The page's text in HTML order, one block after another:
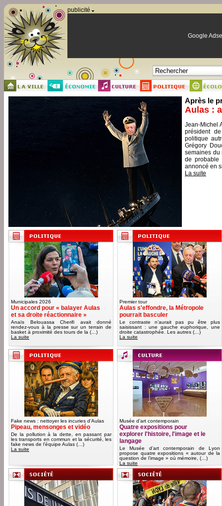
publicité
Google
Après le
Aulas :
Jean-Michel
président
politique
Grégory
semaines du
de probable
annoncé en
La suite
Municipales 2026
Un accord pour « balayer Aulas
et sa droite réactionnaire »
Anaïs Belouassa Cherifi avait donné
rendez-vous à la presse sur un terrain de
basket à proximité des tours de la (…)
La suite
Premier tour
Aulas s'effondre, la Métropole
pourrait basculer
Le contraste n’aurait pas pu être plus
saisissant : une gauche euphorique, une
droite catastrophée. Les autres (…)
La suite
Fake news : nettoyer les incuries d'Aulas
Pipeau, mensonges et vidéo
De la pollution à la dette, en passant par
les transports en commun et la sécurité, les
fake news de l’équipe Aulas (…)
La suite
Musée d'art contemporain
Quatre expositions pour
explorer l'histoire, l'image et le
langage
Le Musée d’art contemporain de Lyon
propose quatre expositions « autour de la
question de l’image » où mémoire, (…)
La suite
Panneau de gestion des cookies